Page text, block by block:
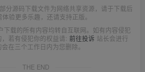
分源码下载文件为网络共享资源，请于下载后
验更多乐趣，还请支持正版。
下载的所有内容均转自互联网。如有内容侵犯
若有侵犯你的权益请: 前往投诉 站长会进行
在三个工作日内为您删除。
THE END